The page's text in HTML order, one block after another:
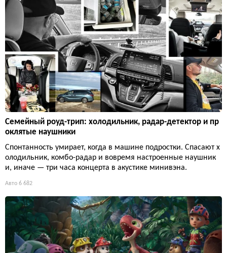
Семейный роуд-трип: холодильник, радар-детектор и пр
оклятые наушники
Спонтанность умирает, когда в машине подростки. Спасают х
олодильник, комбо-радар и вовремя настроенные наушник
и, иначе — три часа концерта в акустике минивэна.
Авто 6 682